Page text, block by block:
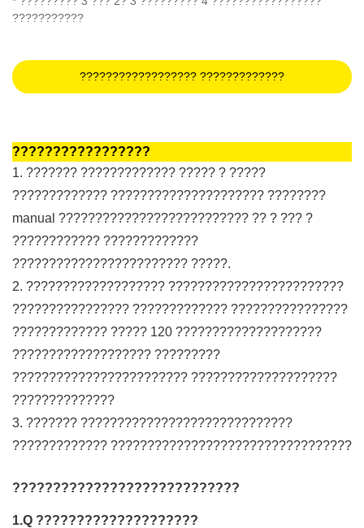
???????????
?????????????????? ?????????????
?????????????????
1. ??????? ????????????? ????? ? ?????
????????????? ????????????????????? ????????
manual ?????????????????????????? ?? ? ??? ?
???????????? ?????????????
???????????????????????? ?????.
2. ??????????????????? ????????????????????????
???????????????? ????????????? ????????????????
????????????? ????? 120 ????????????????????
??????????????????? ?????????
???????????????????????? ????????????????????
??????????????
3. ??????? ?????????????????????????????
????????????? ?????????????????????????????????
????????????????????????????
1.Q ????????????????????